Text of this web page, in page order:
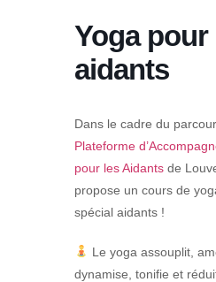
Yoga pour
aidants
Dans le cadre du
Plateforme
pour les Aidants de
propose un cours de
spécial aidants !
Le yoga assouplit,
dynamise, tonifie et